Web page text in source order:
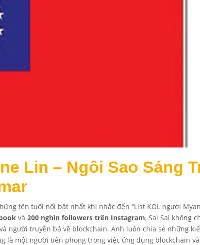
Lin – Ngôi Sao Sáng
tên tuổi nổi bật nhất khi nhắc đến “List KOL người
và 200 nghìn followers trên Instagram, Sai Sai không
người truyền bá về blockchain. Anh luôn chia sẻ những
là một người tiên phong trong việc ứng dụng blockchain